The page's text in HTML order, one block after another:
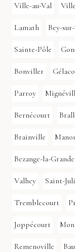
Ville-au-Val
Lamath Bey-
Sainte-Pôle
Bonviller
Parroy
Bernécourt
Brainville
Bezange-la-Grande
Valhey Saint-
Tremblecourt
Joppécourt
Remenoville